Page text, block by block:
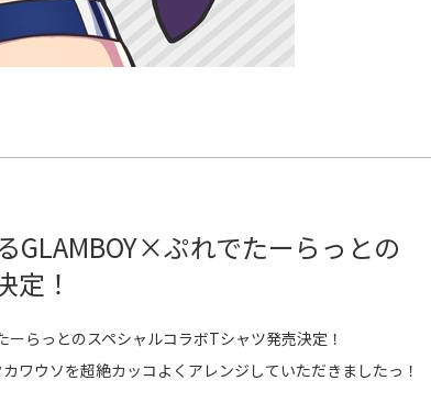
GLAMBOY×ぷれでたーらっとの
定！
らっとのスペシャルコラボTシャツ発売決定！
ワウソを超絶カッコよくアレンジしていただきましたっ！